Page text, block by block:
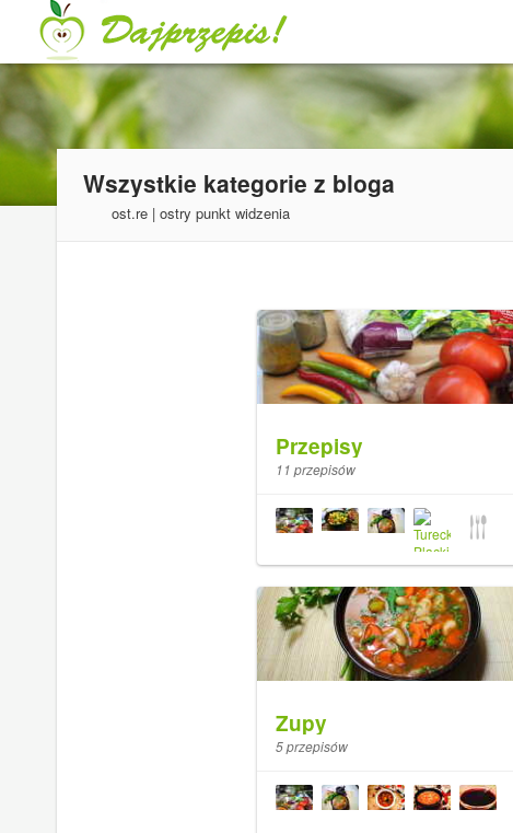
Wszystkie kategorie z bloga
ost.re | ostry punkt widzenia
Przepisy
11 przepisów
Zupy
5 przepisów